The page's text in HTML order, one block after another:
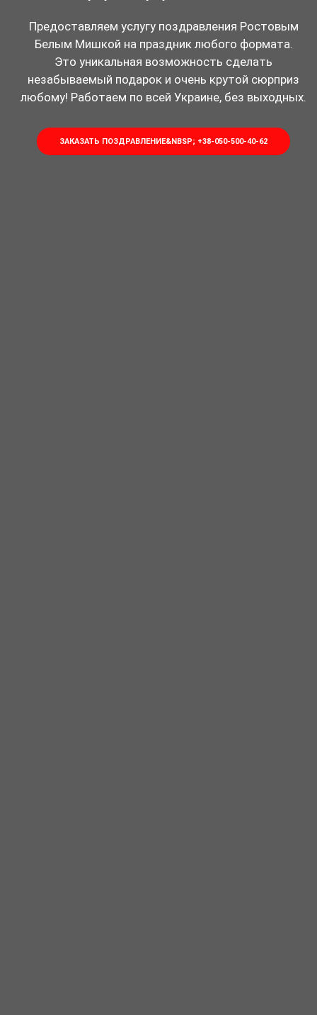
Предоставляем услугу поздравления Ростовым
Белым Мишкой на праздник любого формата.
Это уникальная возможность сделать
незабываемый подарок и очень крутой сюрприз
любому! Работаем по всей Украине, без выходных.
ЗАКАЗАТЬ ПОЗДРАВЛЕНИЕ&NBSP; +38-050-500-40-62